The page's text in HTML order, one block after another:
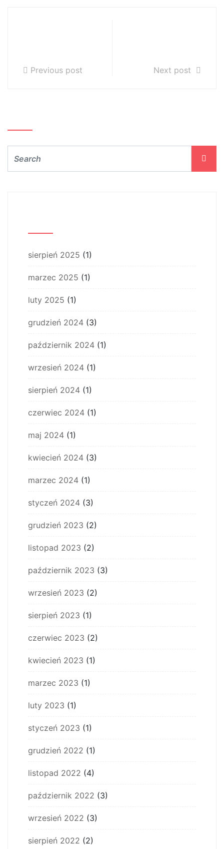
Previous post
Next post
sierpień 2025 (1)
marzec 2025 (1)
luty 2025 (1)
grudzień 2024 (3)
październik 2024 (1)
wrzesień 2024 (1)
sierpień 2024 (1)
czerwiec 2024 (1)
maj 2024 (1)
kwiecień 2024 (3)
marzec 2024 (1)
styczeń 2024 (3)
grudzień 2023 (2)
listopad 2023 (2)
październik 2023 (3)
wrzesień 2023 (2)
sierpień 2023 (1)
czerwiec 2023 (2)
kwiecień 2023 (1)
marzec 2023 (1)
luty 2023 (1)
styczeń 2023 (1)
grudzień 2022 (1)
listopad 2022 (4)
październik 2022 (3)
wrzesień 2022 (3)
sierpień 2022 (2)